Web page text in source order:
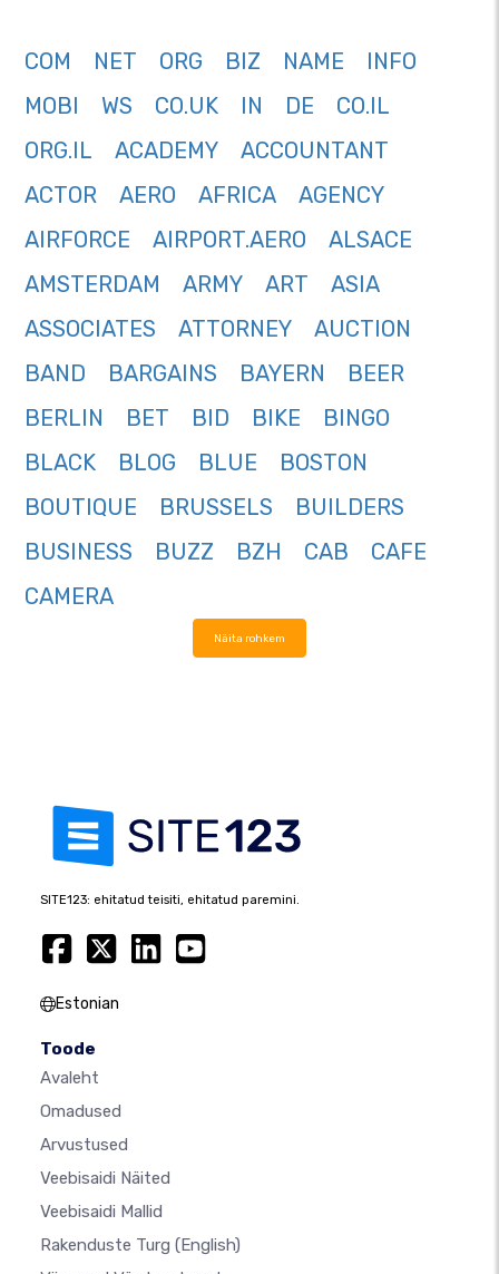
COM NET ORG BIZ NAME
INFO
MOBI
WS CO.UK IN DE
CO.IL
ORG.IL
ACADEMY
ACCOUNTANT
ACTOR
AERO AFRICA
AGENCY
AIRFORCE
AIRPORT.AERO
ALSACE
AMSTERDAM
ARMY ART
ASIA
ASSOCIATES
ATTORNEY
AUCTION
BAND
BARGAINS BAYERN
BEER
BERLIN
BET BID BIKE
BINGO
BLACK
BLOG BLUE
BOSTON
BOUTIQUE
BRUSSELS
BUILDERS
BUSINESS
BUZZ BZH CAB
CAFE
CAMERA
Näita rohkem
SITE123: ehitatud teisiti, ehitatud paremini.
Estonian
Toode
Avaleht
Omadused
Arvustused
Veebisaidi Näited
Veebisaidi Mallid
Rakenduste Turg (English)